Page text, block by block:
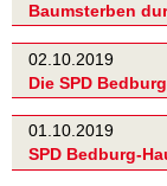
Baumsterben
02.10.2019
Die SPD
01.10.2019
SPD Bedburg-